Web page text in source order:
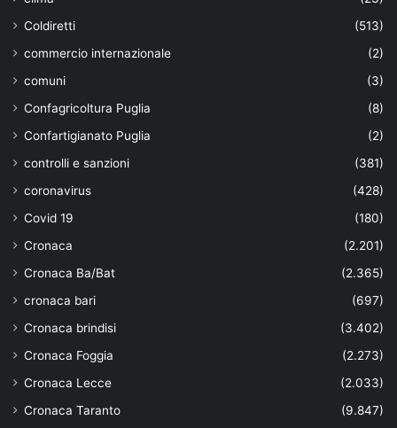
Coldiretti
(513)
commercio internazionale
(2)
comuni
(3)
Confagricoltura Puglia
(8)
Confartigianato Puglia
(2)
controlli e sanzioni
(381)
coronavirus
(428)
Covid 19
(180)
Cronaca
(2.201)
Cronaca Ba/Bat
(2.365)
cronaca bari
(697)
Cronaca brindisi
(3.402)
Cronaca Foggia
(2.273)
Cronaca Lecce
(2.033)
Cronaca Taranto
(9.847)